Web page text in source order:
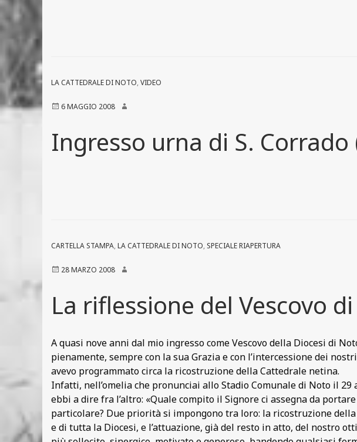
LA CATTEDRALE DI NOTO,VIDEO
6 MAGGIO 2008
Ingresso urna di S.
CARTELLA STAMPA,LA CATTEDRALE DI NOTO, SPECIALE RIAPERTURA
28 MARZO 2008
La riflessione del Vescovo
A quasi nove anni dal mio ingresso come Vescovo della Diocesi di
pienamente, sempre con la sua Grazia e con l’intercessione dei
avevo programmato circa la ricostruzione della Cattedrale netina.
Infatti, nell’omelia che pronunciai allo Stadio Comunale di Noto il
ebbi a dire fra l’altro: «Quale compito il Signore ci assegna da
particolare? Due priorità si impongono tra loro: la ricostruzione
e di tutta la Diocesi, e l’attuazione, già del resto in atto, del nostro